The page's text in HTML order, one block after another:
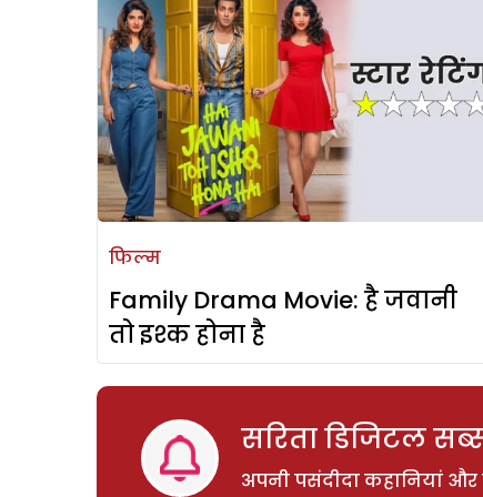
फिल्म
Family Drama Movie: है जवानी
तो इश्क होना है
सरिता डिजिटल
अपनी पसंदीदा कहानियां और